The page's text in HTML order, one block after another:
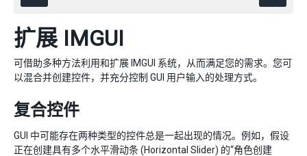
扩展 IMGUI
可借助多种方法利用和扩展 IMGUI 系统，从而满足您的需求。您可
以混合并创建控件，并充分控制 GUI 用户输入的处理方式。
复合控件
GUI 中可能存在两种类型的控件总是一起出现的情况。例如，假设
正在创建具有多个水平滑动条 (Horizontal Slider) 的“角色创建